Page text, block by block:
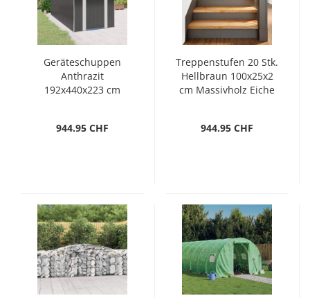
Geräteschuppen
Anthrazit
192x440x223 cm
944.95 CHF
Treppenstufen 20 Stk.
Hellbraun 100x25x2
cm Massivholz Eiche
944.95 CHF